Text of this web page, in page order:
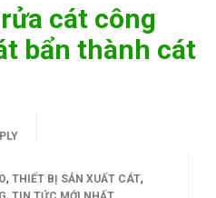
cát công
bẩn thành cát
, THIẾT BỊ SẢN XUẤT CÁT,